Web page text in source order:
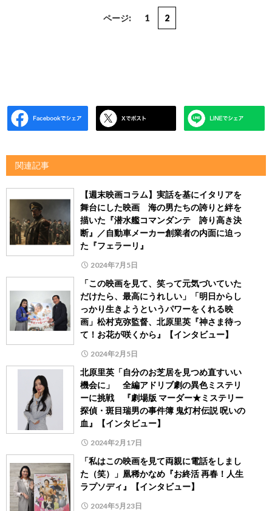
ページ: 1 2
関連記事
【週末映画コラム】実話を基にイタリアを
舞台にした映画 海の男たちの誇りと絆を
描いた『潜水艦コマンダンテ 誇り高き決
断』／自動車メーカー創業者の内面に迫っ
た『フェラーリ』
2024年7月5日
「この映画を見て、笑って元気づいていた
だけたら、最高にうれしい」「明日からし
っかり生きようというパワーをくれる映
画」松村克弥監督、北原里英『神さま待っ
て！お花が咲くから』【インタビュー】
2024年2月5日
北原里英「自分のお芝居を見つめ直すいい
機会に」 全編アドリブ劇の異色ミステリ
ーに挑戦 『劇場版 マーダー★ミステリー
探偵・斑目瑞男の事件簿 鬼灯村伝説 呪いの
血』【インタビュー】
2024年2月17日
「私はこの映画を見て両親に電話をしまし
た（笑）」凰稀かなめ『お終活 再春！人生
ラプソディ』【インタビュー】
2024年5月23日